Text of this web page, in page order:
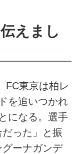
えまし
FC東京は柏レ
を追いつかれ
になる。選手
った」と振
ーナガンデ